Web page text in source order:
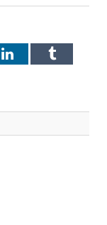
LinkedInTumblr